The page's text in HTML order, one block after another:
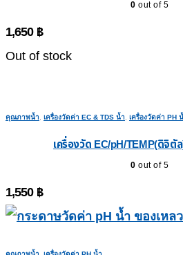
0 out of 5
1,650฿
Out of stock
คุณภาพน้ำ เครื่องวัดค่า EC & TDS น้ำ เครื่องวัดค่า PH
เครื่องวัด EC/pH/TEMP(ดิจิตั
0 out of 5
1,550฿